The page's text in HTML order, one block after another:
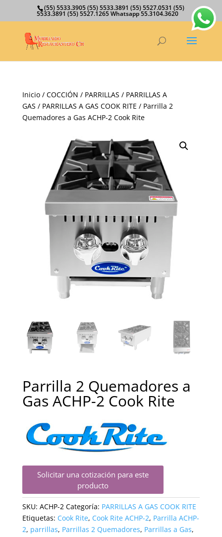
(55) 5533.3905 (55) 5533.3891 (55) 5527.0531 (55)
5533.3891 (55) 5527.1265 Whatsapp 55.3104.3620
Inicio/ COCCIÓN / PARRILLAS / PARRILLAS A
GAS / PARRILLAS A GAS COOK RITE / Parrilla 2
Quemadores a Gas ACHP-2 Cook Rite
Parrilla 2 Quemadores a
Gas ACHP-2 Cook Rite
Solicitar una cotización para este
producto
SKU: ACHP-2 Categoría: PARRILLAS A GAS COOK RITE
Etiquetas: Cook Rite, Cook Rite ACHP-2, Parrilla ACHP-
2, parrillas, Parrillas 2 Quemadores, Parrillas a Gas,